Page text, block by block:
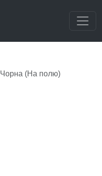
Чорна (На полю)